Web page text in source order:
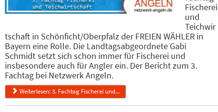
Fischerei
und
Teichwir
tschaft in Schönficht/Oberpfalz der FREIEN WÄHLER in
Bayern eine Rolle. Die Landtagsabgeordnete Gabi
Schmidt setzt sich schon immer für Fischerei und
insbesondere auch für Angler ein. Der Bericht zum 3.
Fachtag bei Netzwerk Angeln.
Weiterlesen: 3. Fachtag Fischerei und...